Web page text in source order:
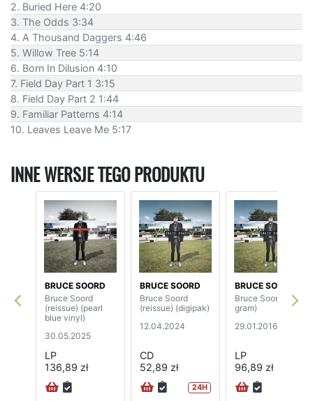
2. Buried Here 4:20
3. The Odds 3:34
4. A Thousand Daggers 4:46
5. Willow Tree 5:14
6. Born In Dilusion 4:10
7. Field Day Part 1 3:15
8. Field Day Part 2 1:44
9. Familiar Patterns 4:14
10. Leaves Leave Me 5:17
INNE WERSJE TEGO PRODUKTU
BRUCE SOORD
Bruce Soord
(reissue) (pearl
blue vinyl)
30.05.2025
LP
136,89 zł
BRUCE SOORD
Bruce Soord
(reissue) (digipak)
12.04.2024
CD
52,89 zł
24H
BRUCE SOORD
Bruce Soord (180
gram)
29.01.2016
LP
96,89 zł